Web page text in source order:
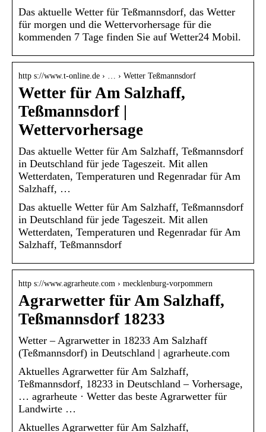
Das aktuelle Wetter für Teßmannsdorf, das Wetter
für morgen und die Wettervorhersage für die
kommenden 7 Tage finden Sie auf Wetter24 Mobil.
http s://www.t-online.de › … › Wetter Teßmannsdorf
Wetter für Am Salzhaff,
Teßmannsdorf |
Wettervorhersage
Das aktuelle Wetter für Am Salzhaff, Teßmannsdorf
in Deutschland für jede Tageszeit. Mit allen
Wetterdaten, Temperaturen und Regenradar für Am
Salzhaff, …
Das aktuelle Wetter für Am Salzhaff, Teßmannsdorf
in Deutschland für jede Tageszeit. Mit allen
Wetterdaten, Temperaturen und Regenradar für Am
Salzhaff, Teßmannsdorf
http s://www.agrarheute.com › mecklenburg-vorpommern
Agrarwetter für Am Salzhaff,
Teßmannsdorf 18233
Wetter – Agrarwetter in 18233 Am Salzhaff
(Teßmannsdorf) in Deutschland | agrarheute.com
Aktuelles Agrarwetter für Am Salzhaff,
Teßmannsdorf, 18233 in Deutschland – Vorhersage,
… agrarheute · Wetter das beste Agrarwetter für
Landwirte …
Aktuelles Agrarwetter für Am Salzhaff,